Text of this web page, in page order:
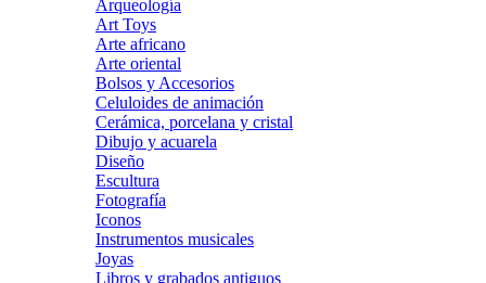
Arqueología
Art Toys
Arte africano
Arte oriental
Bolsos y Accesorios
Celuloides de animación
Cerámica, porcelana y cristal
Dibujo y acuarela
Diseño
Escultura
Fotografía
Iconos
Instrumentos musicales
Joyas
Libros y grabados antiguos